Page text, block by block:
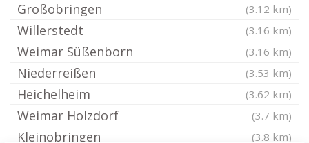
Großobringen (3.12 km)
Willerstedt (3.16 km)
Weimar Süßenborn (3.16 km)
Niederreißen (3.53 km)
Heichelheim (3.62 km)
Weimar Holzdorf (3.7 km)
Kleinobringen (3.8 km)